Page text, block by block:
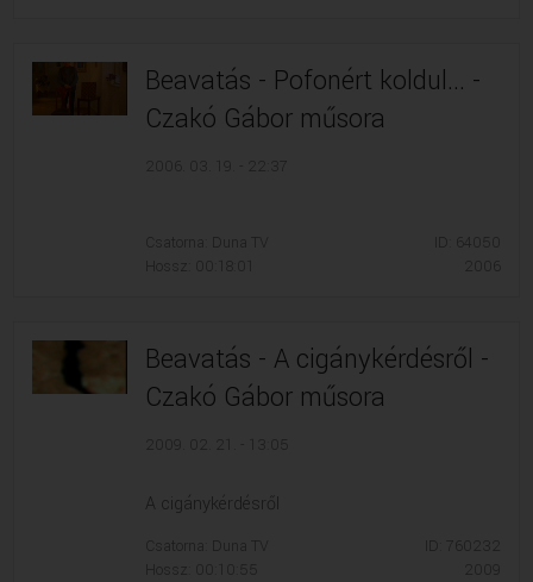
Beavatás - Pofonért koldul... -
Czakó Gábor műsora
2006. 03. 19. - 22:37
Csatorna: Duna TV
Hossz: 00:18:01
ID: 64050
Beavatás - A cigánykérdésről -
Czakó Gábor műsora
A cigánykérdésről
Csatorna: Duna TV
Hossz: 00:10:55
ID: 760232